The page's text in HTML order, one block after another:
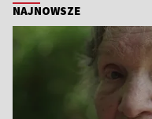
NAJNOWSZE